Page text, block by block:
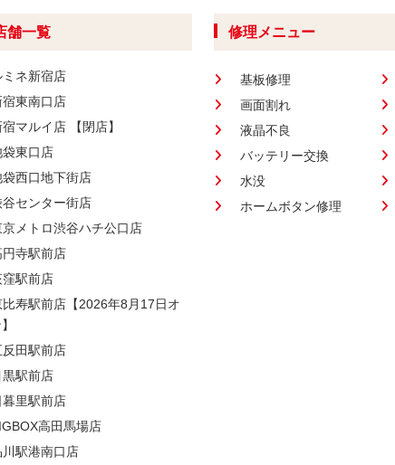
舗一覧
ミネ新宿店
宿東南口店
マルイ店 【閉店】
袋東口店
袋西口地下街店
谷センター街店
京メトロ渋谷ハチ公口店
円寺駅前店
窪駅前店
比寿駅前店【2026年8月17日オ
反田駅前店
黒駅前店
暮里駅前店
高田馬場店
川駅港南口店
修理メニュー
基板修理
画面割れ
液晶不良
バッテリー交換
水没
ホームボタン修理